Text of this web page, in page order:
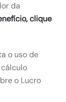
da
clique
o uso de
o Lucro